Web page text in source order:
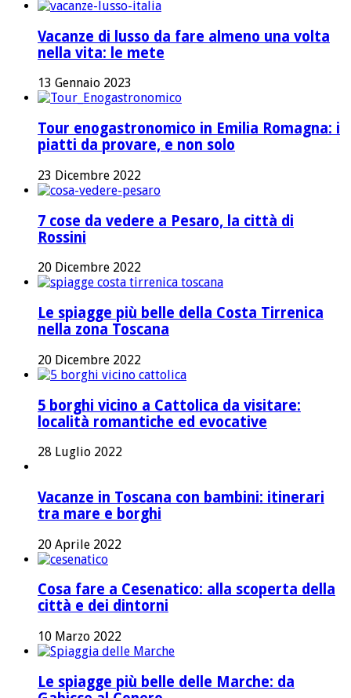
Vacanze di lusso da fare almeno una volta
nella vita: le mete
13 Gennaio 2023
Tour enogastronomico in Emilia Romagna: i
piatti da provare, e non solo
23 Dicembre 2022
7 cose da vedere a Pesaro, la città di
Rossini
20 Dicembre 2022
Le spiagge più belle della Costa Tirrenica
nella zona Toscana
20 Dicembre 2022
5 borghi vicino a Cattolica da visitare:
località romantiche ed evocative
28 Luglio 2022
Vacanze in Toscana con bambini: itinerari
tra mare e borghi
20 Aprile 2022
Cosa fare a Cesenatico: alla scoperta della
città e dei dintorni
10 Marzo 2022
Le spiagge più belle delle Marche: da